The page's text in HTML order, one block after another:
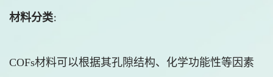
材料分类：
COFs材料可以根据其孔隙结构、化学功能性等因素